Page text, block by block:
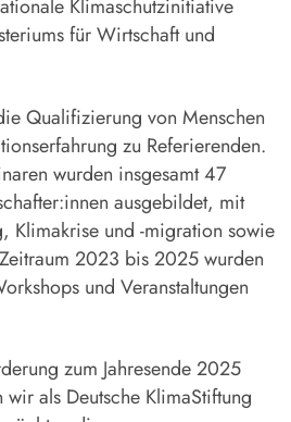
Klimaschutzinitiative
für Wirtschaft und
Qualifizierung von Menschen
zu Referierenden.
wurden insgesamt 47
ausgebildet, mit
Klimakrise und -migration sowie
2023 bis 2025 wurden
und Veranstaltungen
zum Jahresende 2025
als Deutsche KlimaStiftung